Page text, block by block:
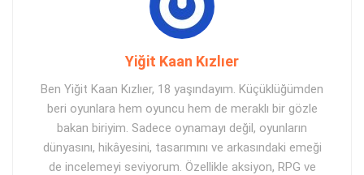
Yiğit Kaan Kızlıer
Ben Yiğit Kaan Kızlıer, 18 yaşındayım. Küçüklüğümden
beri oyunlara hem oyuncu hem de meraklı bir gözle
bakan biriyim. Sadece oynamayı değil, oyunların
dünyasını, hikâyesini, tasarımını ve arkasındaki emeği
de incelemeyi seviyorum. Özellikle aksiyon, RPG ve